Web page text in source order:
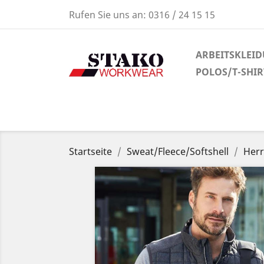
Rufen Sie uns an: 0316 / 24 15 15
POLOS/T-
Startseite Sweat/Fleece/Softshell